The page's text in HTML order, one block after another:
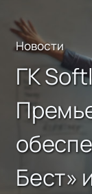
Новости
ГК
Бест»